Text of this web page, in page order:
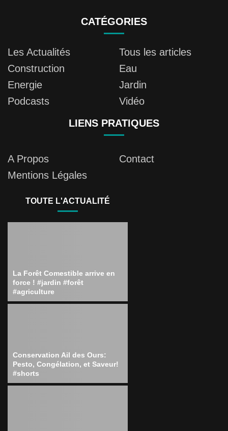
CATÉGORIES
Les Actualités
Tous les articles
Construction
Eau
Energie
Jardin
Podcasts
Vidéo
LIENS PRATIQUES
A Propos
Contact
Mentions Légales
TOUTE L'ACTUALITÉ
La Forêt Comestible arrive en
force ! #jardin #forêt
#agriculture
Conservation Ail des Ours:
Pesto, Congélation, et Saveur!
#shorts